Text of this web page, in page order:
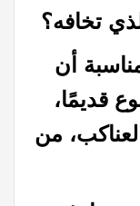
تخافه؟
أن
قديمًا،
من